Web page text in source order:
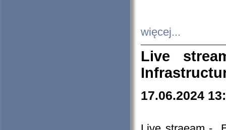
więcej...
Live
17.06.2024